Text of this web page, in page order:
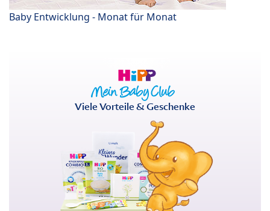
Baby Entwicklung - Monat für Monat
Viele Vorteile & Geschenke